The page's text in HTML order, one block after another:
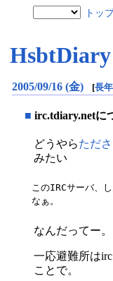
トッ
HsbtDiary
2005/09/16 (金) [長
■ irc.tdiary.netに
どうやらただ
みたい
このIRCサーバ、
なぁ。
なんだってー。
一応避難所は
ことで。